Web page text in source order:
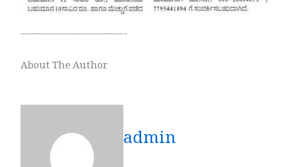
——————————-
About The Author
admin